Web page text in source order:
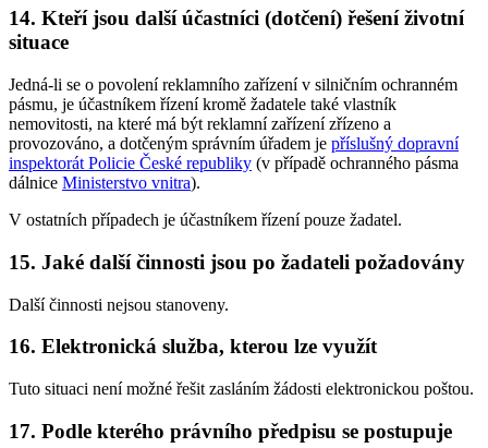
14. Kteří jsou další účastníci (dotčení) řešení životní
situace
Jedná-li se o povolení reklamního zařízení v silničním ochranném
pásmu, je účastníkem řízení kromě žadatele také vlastník
nemovitosti, na které má být reklamní zařízení zřízeno a
provozováno, a dotčeným správním úřadem je příslušný dopravní
inspektorát Policie České republiky (v případě ochranného pásma
dálnice Ministerstvo vnitra).
V ostatních případech je účastníkem řízení pouze žadatel.
15. Jaké další činnosti jsou po žadateli požadovány
Další činnosti nejsou stanoveny.
16. Elektronická služba, kterou lze využít
Tuto situaci není možné řešit zasláním žádosti elektronickou poštou.
17. Podle kterého právního předpisu se postupuje